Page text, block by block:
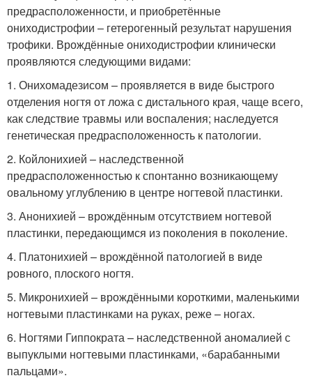
предрасположенности, и приобретённые
ониходистрофии – гетерогенный результат нарушения
трофики. Врождённые ониходистрофии клинически
проявляются следующими видами:
1. Онихомадезисом – проявляется в виде быстрого
отделения ногтя от ложа с дистального края, чаще всего,
как следствие травмы или воспаления; наследуется
генетическая предрасположенность к патологии.
2. Койлонихией – наследственной
предрасположенностью к спонтанно возникающему
овальному углублению в центре ногтевой пластинки.
3. Анонихией – врождённым отсутствием ногтевой
пластинки, передающимся из поколения в поколение.
4. Платонихией – врождённой патологией в виде
ровного, плоского ногтя.
5. Микронихией – врождёнными короткими, маленькими
ногтевыми пластинками на руках, реже – ногах.
6. Ногтями Гиппократа – наследственной аномалией с
выпуклыми ногтевыми пластинками, «барабанными
пальцами».